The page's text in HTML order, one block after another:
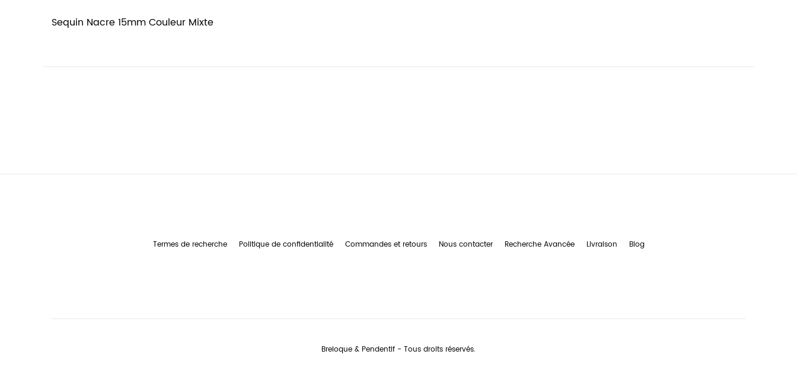
Sequin Nacre 15mm Couleur Mixte
Termes de recherche Politique de confidentialité Commandes et retours Nous contacter Recherche Avancée Livraison Blog
Breloque & Pendentif - Tous droits réservés.